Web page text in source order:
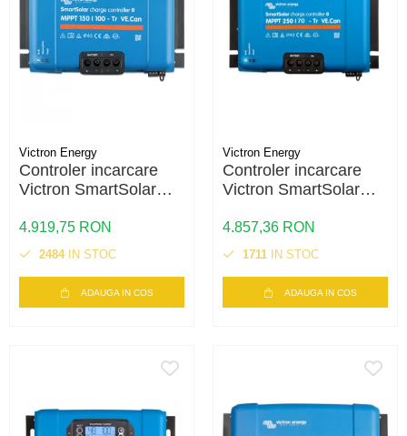
Victron Energy
Controler incarcare
Victron SmartSolar
VE.Can – 100A, 150V,
VE.Can, eficienta
4.919,75 RON
2484IN STOC
ADAUGA IN COS
Victron Energy
Controler incarcare
Victron SmartSolar
VE.Can – 70A, 250V,
VE.Can, eficienta
4.857,36 RON
1711 IN STOC
ADAUGA IN COS